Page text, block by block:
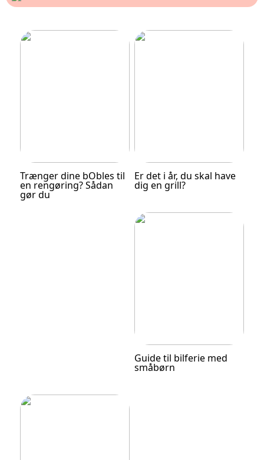
Trænger dine bObles til
en rengøring? Sådan
gør du
Er det i år, du skal have
dig en grill?
Guide til bilferie med
småbørn